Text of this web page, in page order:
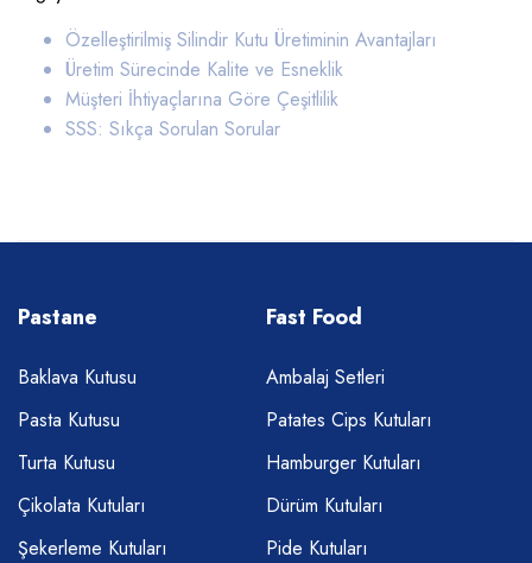
Özelleştirilmiş Silindir Kutu Üretiminin Avantajları
Üretim Sürecinde Kalite ve Esneklik
Müşteri İhtiyaçlarına Göre Çeşitlilik
SSS: Sıkça Sorulan Sorular
Pastane
Baklava Kutusu
Pasta Kutusu
Turta Kutusu
Çikolata Kutuları
Şekerleme Kutuları
Fast Food
Ambalaj Setleri
Patates Cips Kutuları
Hamburger Kutuları
Dürüm Kutuları
Pide Kutuları